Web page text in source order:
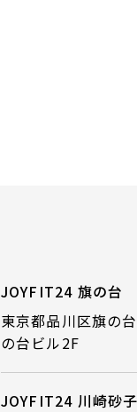
JOYFIT24 旗の台
東京都品川区旗の
の台ビル2F
JOYFIT24 川崎砂